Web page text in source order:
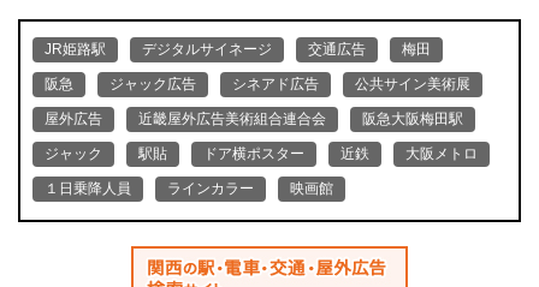
JR姫路駅 デジタルサイネージ 交通広告 梅田
阪急 ジャック広告 シネアド広告 公共サイン美術展
屋外広告 近畿屋外広告美術組合連合会 阪急大阪梅田駅
ジャック 駅貼 ドア横ポスター 近鉄 大阪メトロ
１日乗降人員 ラインカラー 映画館